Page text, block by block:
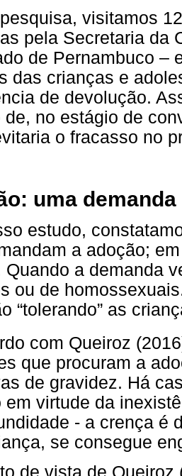
visitamos
pela Secretaria da
de Pernambuco –
das crianças e
de devolução.
de, no estágio de
o fracasso no
uma
estudo,
a adoção;
Quando a demanda
ou de
“tolerando” as
com Queiroz
que procuram a
de gravidez. Há
em virtude da
- a crença é
se consegue
de vista de